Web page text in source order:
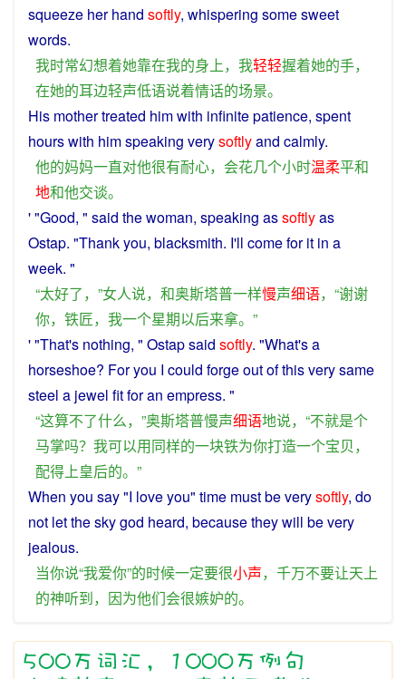
squeeze her hand softly, whispering some sweet
words.
我时常幻想着她靠在我的身上， 我轻轻握着她的手，
在她的耳边轻声低语说着情话的场景。
His mothertreated himwith infinitepatience, spent
hourswith himspeaking verysoftlyand calmly.
他的妈妈一直对他很有耐心， 会花几个小时温柔平和
地和他交谈。
' "Good, " said thewoman, speaking assoftlyas
Ostap. "Thankyou, blacksmith. I'll comefor it in a
week. "
“太好了，”女人说， 和奥斯塔普一样慢声细语，“谢谢
你， 铁匠， 我一个星期以后来拿。”
' "That's nothing, " Ostapsaid softly. "What'sa
horseshoe? Foryou I could forgeout ofthisverysame
steel a jewel fitfor an empress. "
“这算不了什么，”奥斯塔普慢声细语地说，“不就是个
马掌吗？ 我可以用同样的一块铁为你打造一个宝贝，
配得上皇后的。”
When you say"I loveyou" time mustbeverysoftly, do
not lettheskygod heard, becausetheywill be very
jealous.
当你说“我爱你”的时候一定要很小声， 千万不要让天上
的神听到， 因为他们会很嫉妒的。